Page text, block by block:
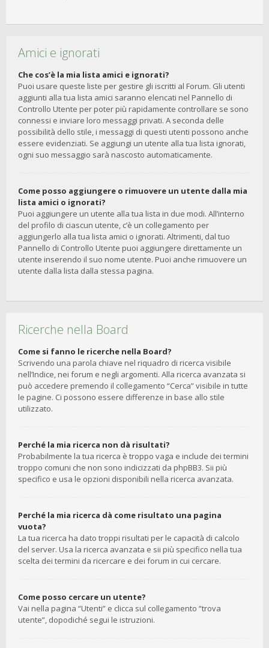
Amici e ignorati
Che cos’è la mia lista amici e ignorati?
Puoi usare queste liste per gestire gli iscritti al Forum. Gli utenti
aggiunti alla tua lista amici saranno elencati nel Pannello di
Controllo Utente per poter più rapidamente controllare se sono
connessi e inviare loro messaggi privati. A seconda delle
possibilità dello stile, i messaggi di questi utenti possono anche
essere evidenziati. Se aggiungi un utente alla tua lista ignorati,
ogni suo messaggio sarà nascosto automaticamente.
Come posso aggiungere o rimuovere un utente dalla mia
lista amici o ignorati?
Puoi aggiungere un utente alla tua lista in due modi. All’interno
del profilo di ciascun utente, c’è un collegamento per
aggiungerlo alla tua lista amici o ignorati. Altrimenti, dal tuo
Pannello di Controllo Utente puoi aggiungere direttamente un
utente inserendo il suo nome utente. Puoi anche rimuovere un
utente dalla lista dalla stessa pagina.
Ricerche nella Board
Come si fanno le ricerche nella Board?
Scrivendo una parola chiave nel riquadro di ricerca visibile
nell’Indice, nei forum e negli argomenti. Alla ricerca avanzata si
può accedere premendo il collegamento “Cerca” visibile in tutte
le pagine. Ci possono essere differenze in base allo stile
utilizzato.
Perché la mia ricerca non dà risultati?
Probabilmente la tua ricerca è troppo vaga e include dei termini
troppo comuni che non sono indicizzati da phpBB3. Sii più
specifico e usa le opzioni disponibili nella ricerca avanzata.
Perché la mia ricerca dà come risultato una pagina
vuota?
La tua ricerca ha dato troppi risultati per le capacità di calcolo
del server. Usa la ricerca avanzata e sii più specifico nella tua
scelta dei termini da ricercare e dei forum in cui cercare.
Come posso cercare un utente?
Vai nella pagina “Utenti” e clicca sul collegamento “trova
utente”, dopodiché segui le istruzioni.